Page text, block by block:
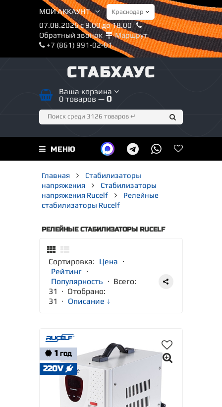
МОЙ АККАУНТ
07.08.2026 с 9.00 до 18.00
Обратный звонок
Маршрут
+7 (861) 991-02-01
СТАБХАУС
Ваша корзина
0 товаров — 0
МЕНЮ
Главная
Стабилизаторы
напряжения
Стабилизаторы
напряжения Rucelf
Релейные
стабилизаторы Rucelf
РЕЛЕЙНЫЕ СТАБИЛИЗАТОРЫ RUCELF
Сортировка: Цена ·
Рейтинг ·
Популярность · Всего:
31 · Отобрано:
31 · Описание ↓
1 ГОД
220V